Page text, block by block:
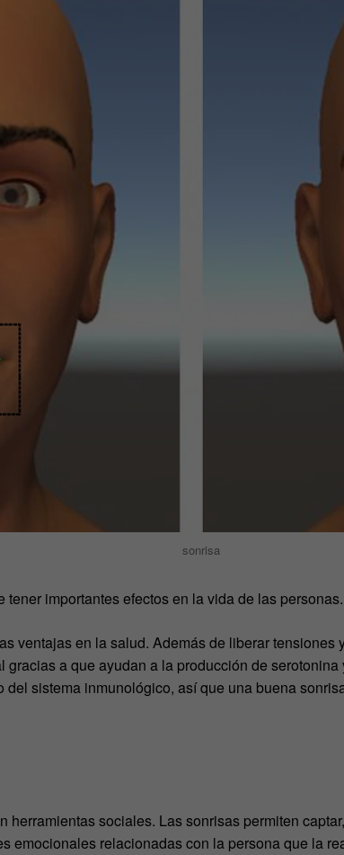
sonrisa
importantes efectos en la vida de las personas.
ventajas en la salud. Además de liberar tensiones
a que ayudan a la producción de serotonina
sistema inmunológico, así que una buena
sociales. Las sonrisas permiten
emocionales relacionadas con la persona que la